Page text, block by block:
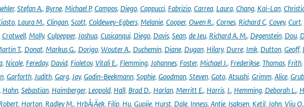
, Stefan A., Byrne, Michael P, Campos, Diego, Cappucci, Fabrizio, Carrea, Laura, Chang, Kai-Lan,
, Laura M., Clingan, Scott, Coldewey-Egbers, Melanie, Cooper, Owen R., Cornes, Richard C, Covey, Curt,
Crotwell, Molly, Culpepper, Joshua, Cusicanqui, Diego, Davis, Sean, de Jeu, Richard A. M., Degenstein, Dou,
T., Donat, Markus G., Dorigo, Wouter A., Duchemin, Diane, Dugan, Hilary, Durre, Imk, Dutton, Geoff,
, Nicole, Fereday, David, Fioletov, Vitali E., Flemming, Johannes, Foster, Michael J., Frederikse, Thomas, Frith,
, Garforth, Judith, Garg, Jay, Godin-Beekmann, Sophie, Goodman, Steven, Goto, Atsushi, Grimm, Alice,
Hahn, Sebastian, Haimberger, Leopold, Hall, Brad D., Harlan, Merritt E., Harris, I., Hemming, Deborah L.,
, Horton, Radley M., HrbÃ¡Äek, Filip, Hu, Guojie, Hurst, Dale, Inness, Antje, Isaksen, Ketil, John, Viju O.,